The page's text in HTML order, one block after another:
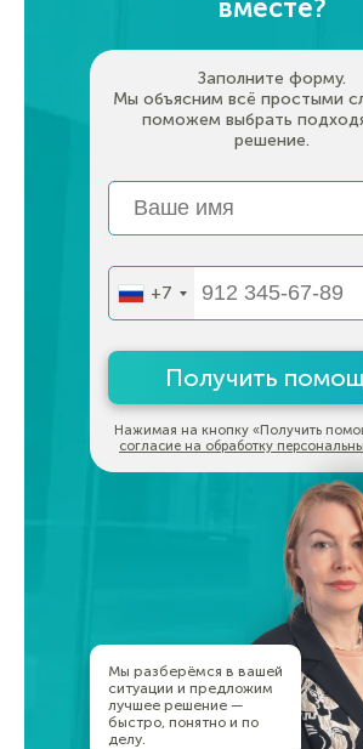
вместе?
Заполните форму.
Мы объясним всё простыми
поможем выбрать
решение.
+7
Получить
Нажимая на кнопку «Получить
согласие на обработку
Мы разберёмся в вашей
ситуации и предложим
лучшее решение —
быстро, понятно и по
делу.